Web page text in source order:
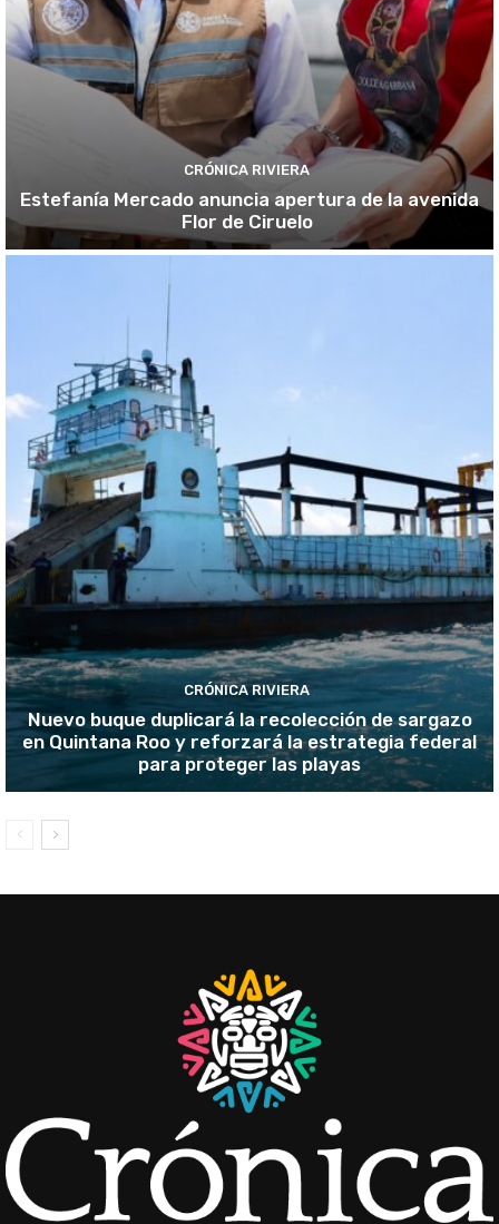
CRÓNICA RIVIERA
Estefanía Mercado anuncia apertura de la avenida
Flor de Ciruelo
CRÓNICA RIVIERA
Nuevo buque duplicará la recolección de sargazo
en Quintana Roo y reforzará la estrategia federal
para proteger las playas